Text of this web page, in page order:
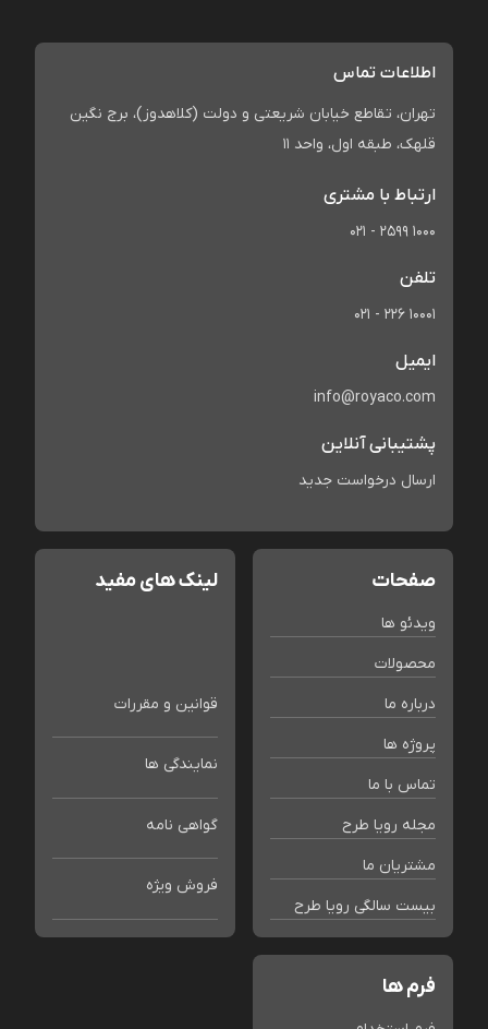
اطلاعات تماس
تهران، تقاطع خیابان شریعتی و دولت (کلاهدوز)، برج نگین
قلهک، طبقه اول، واحد 11
ارتباط با مشتری
021 - 2599 1000
تلفن
021 - 226 10001
ایمیل
info@royaco.com
پشتیبانی آنلاین
ارسال درخواست جدید
صفحات
ویدئو ها
محصولات
درباره ما
پروژه ها
تماس با ما
مجله رویا طرح
مشتریان ما
بیست سالگی رویا طرح
لینک های مفید
قوانین و مقررات
نمایندگی ها
گواهی نامه
فروش ویژه
فرم ها